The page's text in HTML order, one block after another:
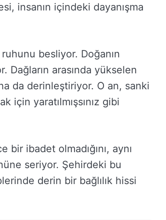
insanın içindeki dayanışma
ruhunu besliyor. Doğanın
arasında yükselen
da derinleştiriyor. O an, sanki
için yaratılmışsınız gibi
bir ibadet olmadığını, aynı
seriyor. Şehirdeki bu
derin bir bağlılık hissi